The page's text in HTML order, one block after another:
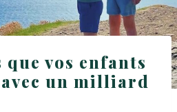
vos enfants
un milliard